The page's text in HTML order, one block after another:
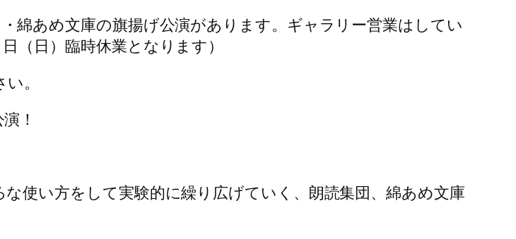
綿あめ文庫の旗揚げ公演があります。ギャラリー営業はしてい
（日）臨時休業となります）
。
！
な使い方をして実験的に繰り広げていく、朗読集団、綿あめ文庫